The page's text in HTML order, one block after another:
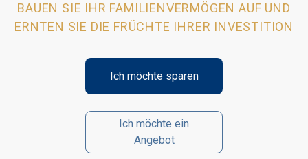
BAUEN SIE IHR FAMILIENVERMÖGEN AUF UND
ERNTEN SIE DIE FRÜCHTE IHRER INVESTITION
Ich möchte sparen
Ich möchte ein
Angebot